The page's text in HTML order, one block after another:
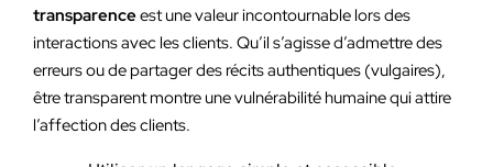
transparenceest une valeur incontournable lors des
interactions avec les clients. Qu’il s’agisse d’admettre des
erreurs ou de partager des récits authentiques (vulgaires),
être transparent montre une vulnérabilité humaine qui attire
l’affection des clients.